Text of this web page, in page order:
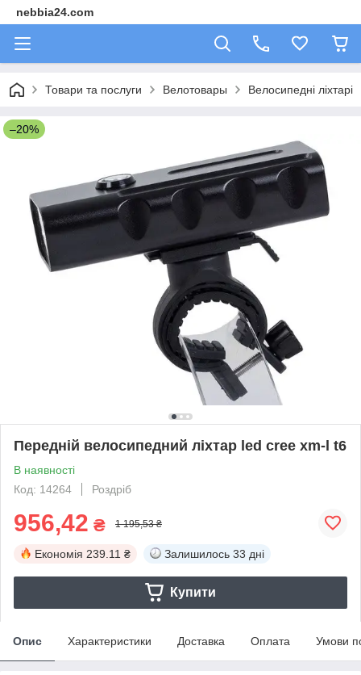
nebbia24.com
Товари та послуги Велотовары Велосипедні ліхтарі
–20%
Передній велосипедний ліхтар led cree xm-l t6
В наявності
Код: 14264
Роздріб
956,42 ₴ 1 195,53 ₴
Економія 239.11 ₴ Залишилось 33 дні
Купити
Опис Характеристики Доставка Оплата Умови